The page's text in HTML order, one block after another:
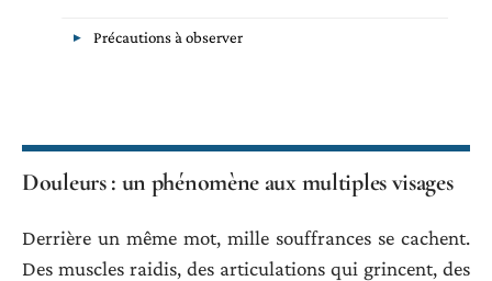
Précautions à observer
Douleurs : un phénomène aux multiples visages
Derrière un même mot, mille souffrances se cachent.
Des muscles raidis, des articulations qui grincent, des